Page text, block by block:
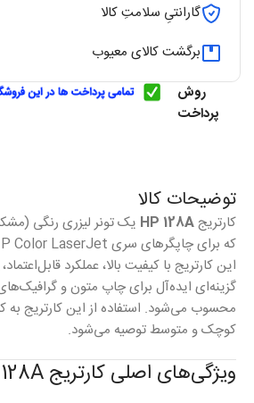
گارانتیِ سلامتِ کالا
برگشت کالای معیوب
روش
پرداخت
توضیحات کالا
کارتریجHP 128A یک تونر لیزری رنگی
این کارتریج با کیفیت بالا، عملکرد
گزینه‌ای ایده‌آل برای چاپ متون و
محسوب می‌شود. استفاده از این کارتریج به
کوچک و متوسط توصیه می‌شود.
ویژگی‌های اصلی کارتریج HP 128A: